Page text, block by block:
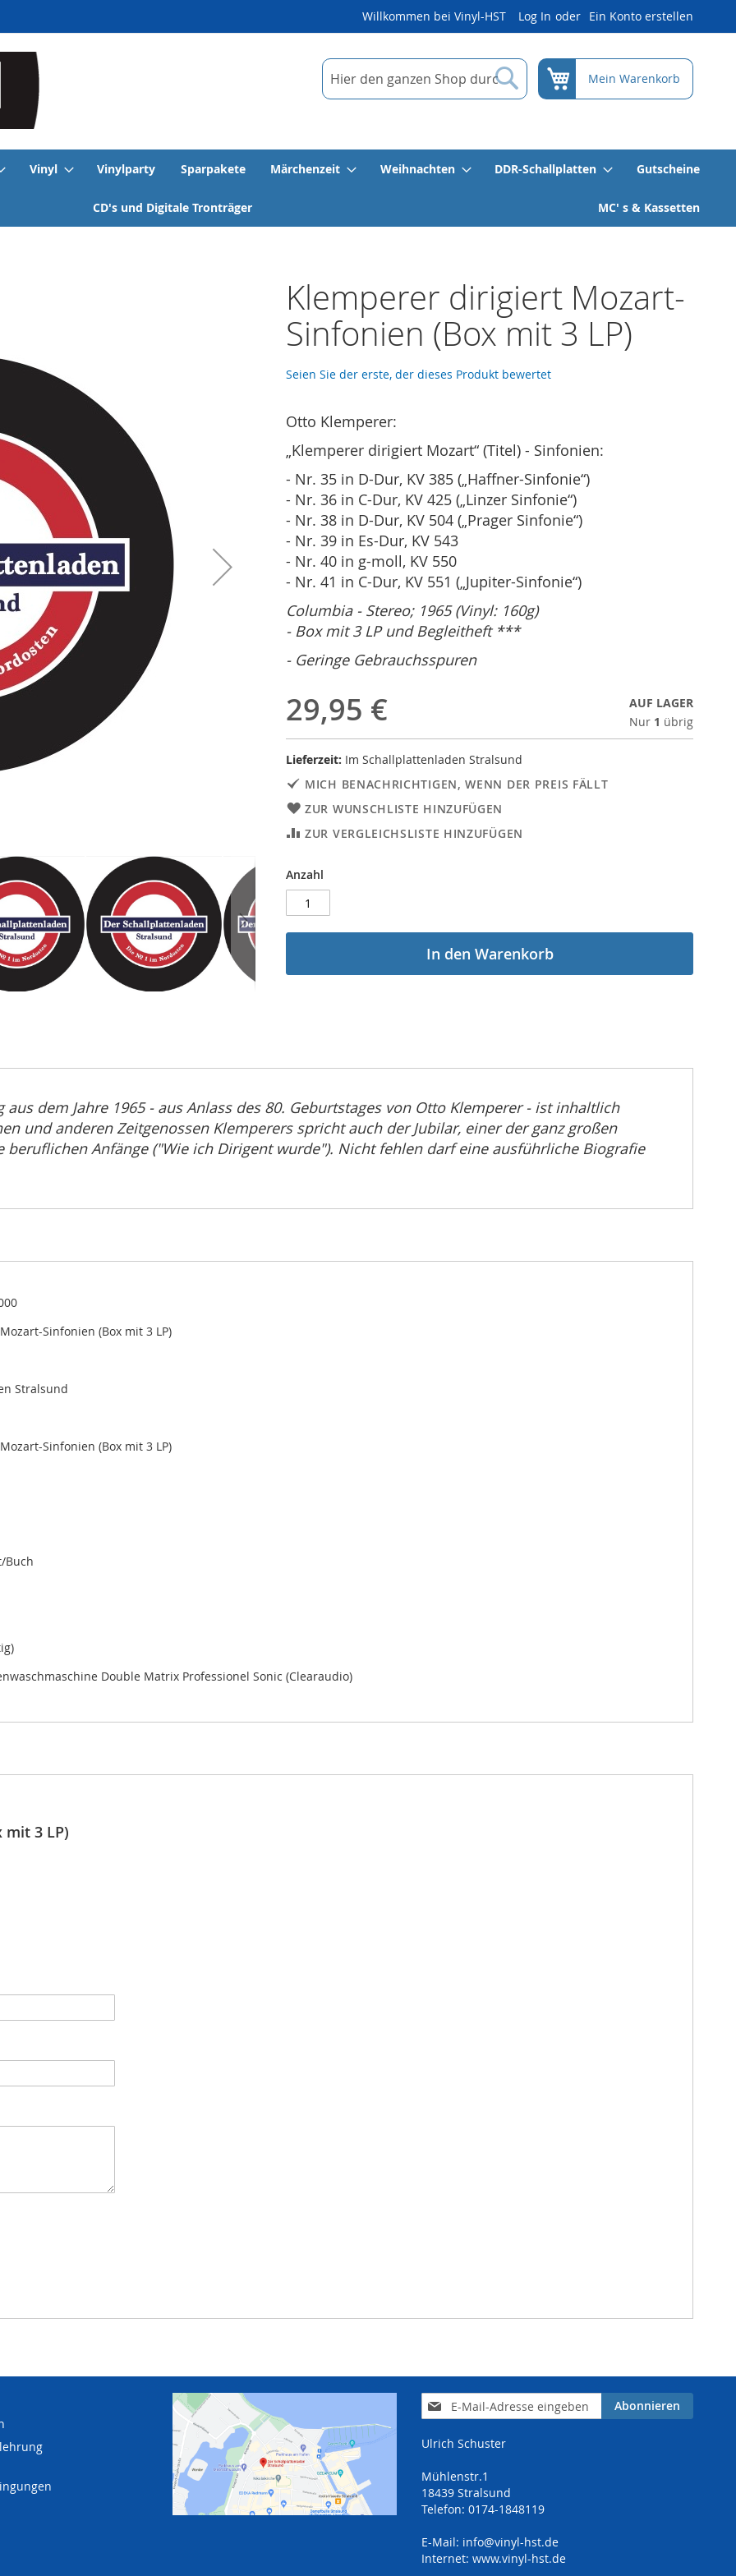
Willkommen bei Vinyl-HST Log In Ein Konto erstellen
Suche
Suche
Mein Warenkorb
Vinyl Vinylparty Sparpakete Märchenzeit Weihnachten DDR-Schallplatten Gutscheine
CD's und Digitale Tronträger MC' s & Kassetten
Klemperer dirigiert Mozart-
Sinfonien (Box mit 3 LP)
Seien Sie der erste, der dieses Produkt bewertet
Otto Klemperer:
„Klemperer dirigiert Mozart“ (Titel) - Sinfonien:
- Nr. 35 in D-Dur, KV 385 („Haffner-Sinfonie“)
- Nr. 36 in C-Dur, KV 425 („Linzer Sinfonie“)
- Nr. 38 in D-Dur, KV 504 („Prager Sinfonie“)
- Nr. 39 in Es-Dur, KV 543
- Nr. 40 in g-moll, KV 550
- Nr. 41 in C-Dur, KV 551 („Jupiter-Sinfonie“)
Columbia - Stereo; 1965 (Vinyl: 160g)
- Box mit 3 LP und Begleitheft ***
- Geringe Gebrauchsspuren
29,95 €
AUF LAGER
Nur 1 übrig
Lieferzeit: Im Schallplattenladen Stralsund
MICH BENACHRICHTIGEN, WENN DER PREIS FÄLLT
ZUR WUNSCHLISTE HINZUFÜGEN
ZUR VERGLEICHSLISTE HINZUFÜGEN
Anzahl
In den Warenkorb
dem Jahre 1965 - aus Anlass des 80. Geburtstages von Otto Klemperer - ist inhaltlich
und anderen Zeitgenossen Klemperers spricht auch der Jubilar, einer der ganz großen
beruflichen Anfänge ("Wie ich Dirigent wurde"). Nicht fehlen darf eine ausführliche Biografie
Sinfonien (Box mit 3 LP)
Stralsund
Sinfonien (Box mit 3 LP)
Buch
Double Matrix Professionel Sonic (Clearaudio)
3 LP)
Anmeldung
zum
Abonnieren
Ulrich Schuster
Mühlenstr.1
18439 Stralsund
Telefon: 0174-1848119
E-Mail: info@vinyl-hst.de
Internet: www.vinyl-hst.de